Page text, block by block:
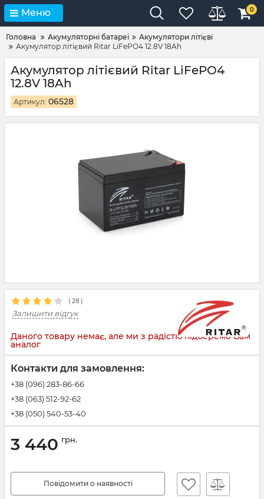
Меню 0
Головна Акумуляторні батареї
Акумулятори літієві
Акумулятор літієвий Ritar LiFePO4 12.8V 18Ah
Акумулятор літієвий Ritar LiFePO4
12.8V 18Ah
Артикул: 06528
( 28 )
Залишити відгук
Даного товару немає, але ми з радістю підберемо Вам
аналог
Контакти для замовлення:
+38 (096) 283-86-66
+38 (063) 512-92-62
+38 (050) 540-53-40
3 440 грн.
Повідомити о наявності